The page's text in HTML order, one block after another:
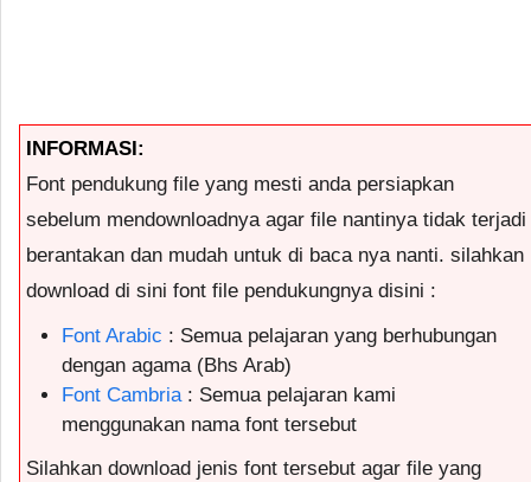
INFORMASI:
Font pendukung file yang mesti anda persiapkan
sebelum mendownloadnya agar file nantinya tidak terjadi
berantakan dan mudah untuk di baca nya nanti. silahkan
download di sini font file pendukungnya disini :
Font Arabic : Semua pelajaran yang berhubungan
dengan agama (Bhs Arab)
Font Cambria: Semua pelajaran kami
menggunakan nama font tersebut
Silahkan download jenis font tersebut agar file yang